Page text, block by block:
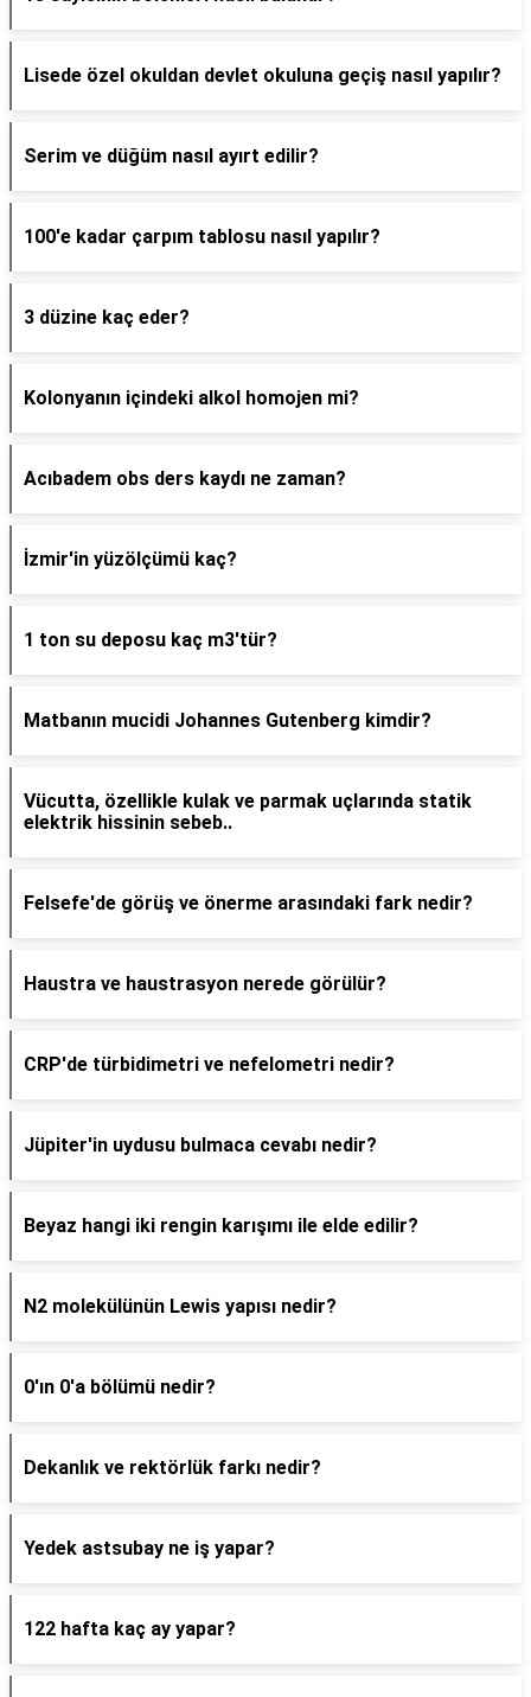
Lisede özel okuldan devlet okuluna geçiş nasıl yapılır?
Serim ve düğüm nasıl ayırt edilir?
100'e kadar çarpım tablosu nasıl yapılır?
3 düzine kaç eder?
Kolonyanın içindeki alkol homojen mi?
Acıbadem obs ders kaydı ne zaman?
İzmir'in yüzölçümü kaç?
1 ton su deposu kaç m3'tür?
Matbanın mucidi Johannes Gutenberg kimdir?
Vücutta, özellikle kulak ve parmak uçlarında statik
elektrik hissinin sebeb..
Felsefe'de görüş ve önerme arasındaki fark nedir?
Haustra ve haustrasyon nerede görülür?
CRP'de türbidimetri ve nefelometri nedir?
Jüpiter'in uydusu bulmaca cevabı nedir?
Beyaz hangi iki rengin karışımı ile elde edilir?
N2 molekülünün Lewis yapısı nedir?
0'ın 0'a bölümü nedir?
Dekanlık ve rektörlük farkı nedir?
Yedek astsubay ne iş yapar?
122 hafta kaç ay yapar?